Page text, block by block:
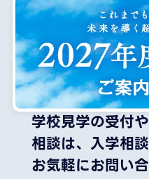
学校見学の受付
相談は、 入学相
お気軽にお問い